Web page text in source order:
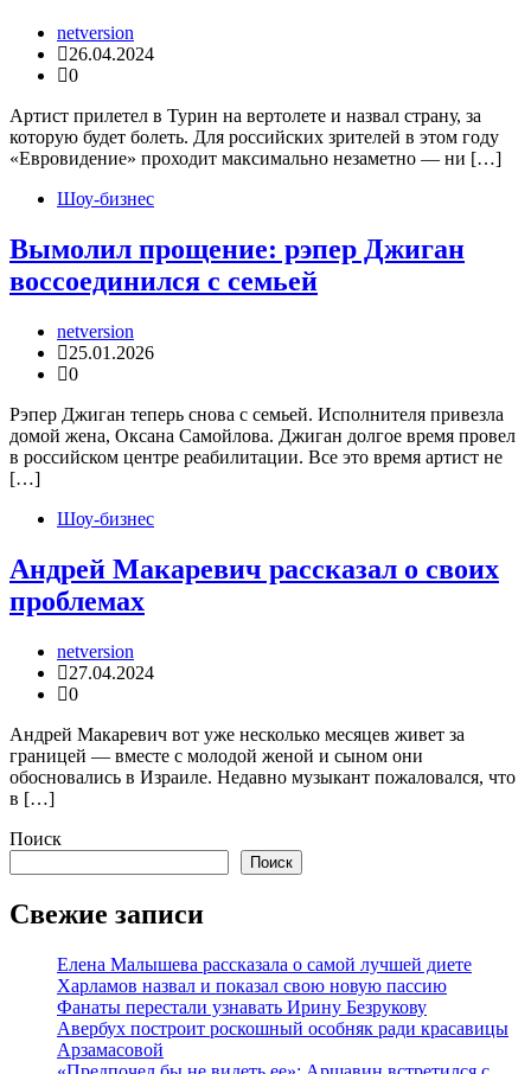
netversion
26.04.2024
0
Артист прилетел в Турин на вертолете и назвал страну, за
которую будет болеть. Для российских зрителей в этом году
«Евровидение» проходит максимально незаметно — ни […]
Шоу-бизнес
Вымолил прощение: рэпер Джиган
воссоединился с семьей
netversion
25.01.2026
0
Рэпер Джиган теперь снова с семьей. Исполнителя привезла
домой жена, Оксана Самойлова. Джиган долгое время провел
в российском центре реабилитации. Все это время артист не
[…]
Шоу-бизнес
Андрей Макаревич рассказал о своих
проблемах
netversion
27.04.2024
0
Андрей Макаревич вот уже несколько месяцев живет за
границей — вместе с молодой женой и сыном они
обосновались в Израиле. Недавно музыкант пожаловался, что
в […]
Поиск
Поиск
Свежие записи
Елена Малышева рассказала о самой лучшей диете
Харламов назвал и показал свою новую пассию
Фанаты перестали узнавать Ирину Безрукову
Авербух построит роскошный особняк ради красавицы
Арзамасовой